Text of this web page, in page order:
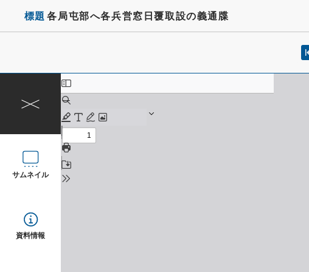
標題 各局屯部へ各兵営窓日覆取設の義通牒
サムネイル
資料情報